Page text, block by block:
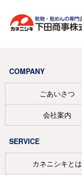
COMPANY
ごあいさつ
会社案内
SERVICE
カネニシキとは